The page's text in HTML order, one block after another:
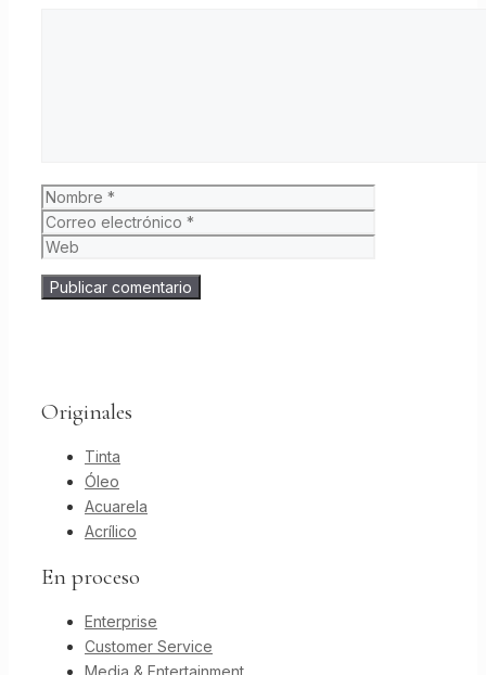
Nombre
Originales
Tinta
Óleo
Acuarela
Acrílico
En proceso
Enterprise
Customer Service